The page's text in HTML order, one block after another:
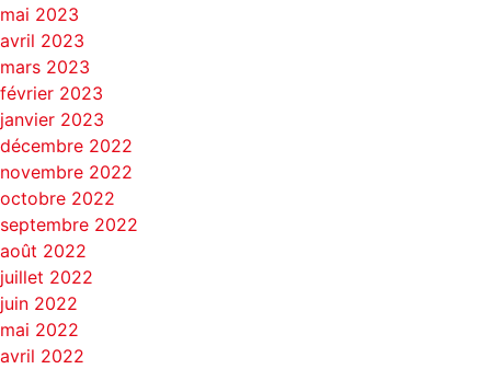
mai 2023
avril 2023
mars 2023
février 2023
janvier 2023
décembre 2022
novembre 2022
octobre 2022
septembre 2022
août 2022
juillet 2022
juin 2022
mai 2022
avril 2022